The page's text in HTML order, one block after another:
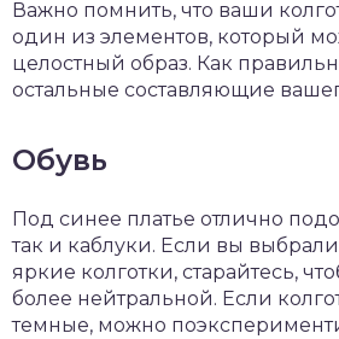
Важно помнить, что ваши
один из элементов, который
целостный образ. Как
остальные составляющие
Обувь
Под синее платье отлично
так и каблуки. Если вы
яркие колготки, старайтесь,
более нейтральной. Если
темные, можно